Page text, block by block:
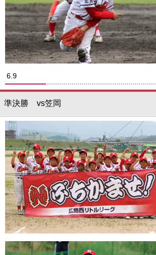
6.9
準決勝 vs笠岡